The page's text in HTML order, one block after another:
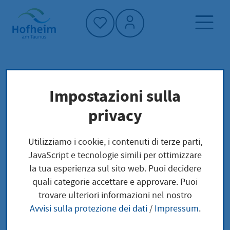
Home"
Pagina iniziale
Trova servizi
Preoccupazioni locali
Steuerfreibeträge Eintragung für
Steuerfreibeträge
Eintragung für
Impostazioni sulla
privacy
Utilizziamo i cookie, i contenuti di terze parti,
JavaScript e tecnologie simili per ottimizzare
la tua esperienza sul sito web. Puoi decidere
quali categorie accettare e approvare. Puoi
trovare ulteriori informazioni nel nostro
Avvisi sulla protezione dei dati/ Impressum.